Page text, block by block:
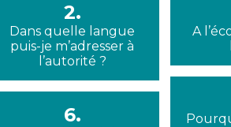
2.
Dans quelle langue
puis-je m’adresser à
l’autorité ?
A
6.